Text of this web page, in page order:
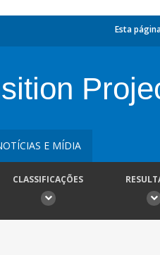
Esta
E MÍDIA
CLASSIFICAÇÕES